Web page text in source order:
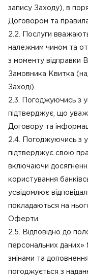
запису Заходу), в
Договором та
2.2. Послуги
належним чином та
з моменту відправки
Замовника Квитка
Заході).
2.3. Погоджуючись з
підтверджує, що
Договору та
2.4. Погоджуючись з
підтверджує свою
включаючи
користування
усвідомлює
покладаються на
Оферти.
2.5. Відповідно до
персональних даних»
змінами та
погоджується з